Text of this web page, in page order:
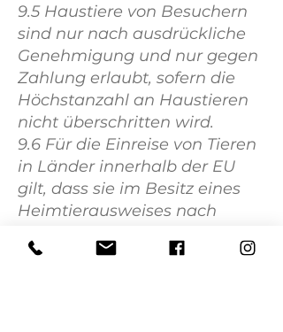
9.5 Haustiere von Besuchern
sind nur nach ausdrückliche
Genehmigung und nur gegen
Zahlung erlaubt, sofern die
Höchstanzahl an Haustieren
nicht überschritten wird.
9.6 Für die Einreise von Tieren
in Länder innerhalb der EU
gilt, dass sie im Besitz eines
Heimtierausweises nach
Juli 2004) sind. Die Tiere